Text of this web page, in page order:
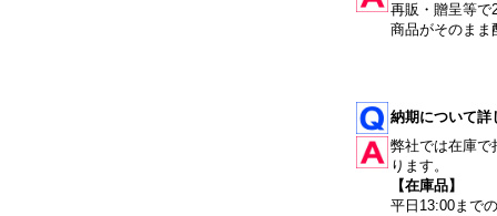
再販・贈呈等で
商品がそのまま
納期について詳
弊社では在庫で
ります。
【在庫品】
平日13:00まで